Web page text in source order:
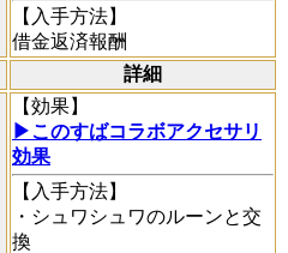
【入手方法】
借金返済報酬
詳細
【効果】
▶このすばコラボアクセサリ
効果
【入手方法】
・シュワシュワのルーンと交
換